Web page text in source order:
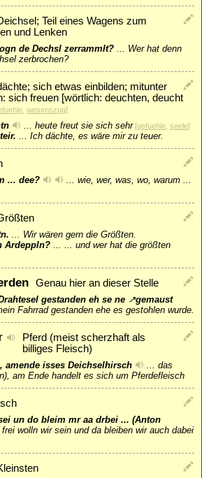
Teil eines Wagens zum
und Lenken
de Dechsl zerrammlt?
Wer hat denn
zerbrochen?
sich etwas einbilden; mitunter
sich freuen [wörtlich: deuchten, deucht
wesenszug]
heute freut sie sich sehr[gefuehle seele]
Ich dächte, es wäre mir zu teuer.
... dee?
wie, wer, was, wo, warum ...
Wir wären gern die Größten.
Ardeppln?
... und wer hat die größten
Genau hier an dieser Stelle
gestanden eh se ne ↗gemaust
Fahrrad gestanden ehe es gestohlen wurde.
Pferd (meist scherzhaft als
billiges Fleisch)
amende isses Deichselhirsch
das
am Ende handelt es sich um Pferdefleisch
un do bleim mr aa drbei ... (Anton
wolln wir sein und da bleiben wir auch dabei